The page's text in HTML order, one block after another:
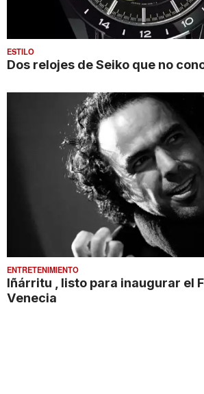
ESTILO
Dos relojes de Seiko que no
ENTRETENIMIENTO
Iñárritu , listo para inaugurar el
Venecia